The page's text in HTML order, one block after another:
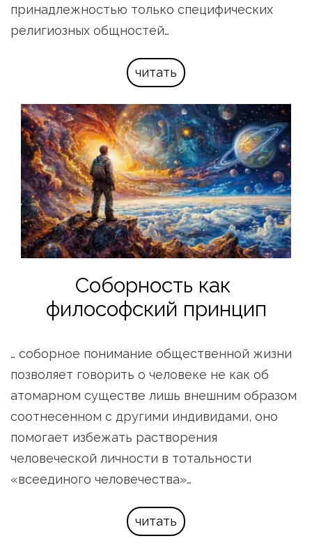
принадлежностью только специфических
религиозных общностей…
читать
Соборность как
философский принцип
… соборное понимание общественной жизни
позволяет говорить о человеке не как об
атомарном существе лишь внешним образом
соотнесенном с другими индивидами, оно
помогает избежать растворения
человеческой личности в тотальности
«всеединого человечества»…
читать